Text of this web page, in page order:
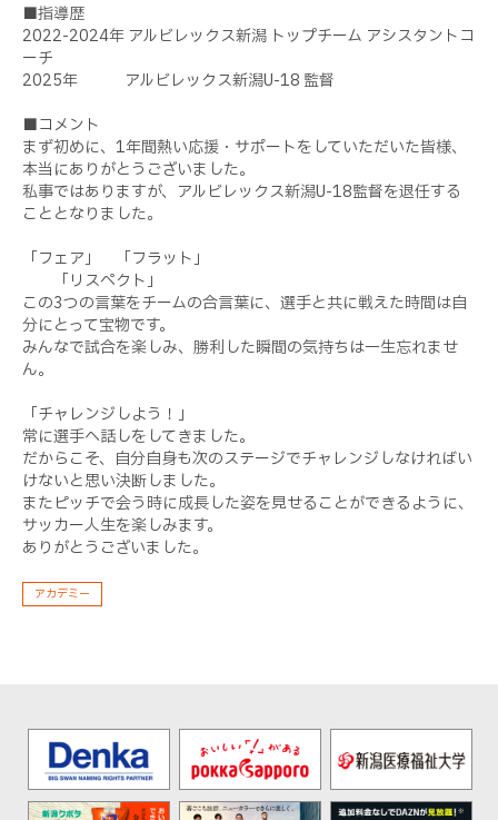
■指導歴
2022-2024年 アルビレックス新潟 トップチーム アシスタントコ
ーチ
2025年 アルビレックス新潟U-18 監督
■コメント
まず初めに、1年間熱い応援・サポートをしていただいた皆様、
本当にありがとうございました。
私事ではありますが、アルビレックス新潟U-18監督を退任する
こととなりました。
「フェア」 「フラット」
「リスペクト」
この3つの言葉をチームの合言葉に、選手と共に戦えた時間は自
分にとって宝物です。
みんなで試合を楽しみ、勝利した瞬間の気持ちは一生忘れませ
ん。
「チャレンジしよう！」
常に選手へ話しをしてきました。
だからこそ、自分自身も次のステージでチャレンジしなければい
けないと思い決断しました。
またピッチで会う時に成長した姿を見せることができるように、
サッカー人生を楽しみます。
ありがとうございました。
アカデミー